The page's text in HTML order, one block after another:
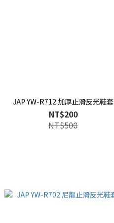
JAP YW-R712 加厚止滑反光鞋套
NT$200
NT$500